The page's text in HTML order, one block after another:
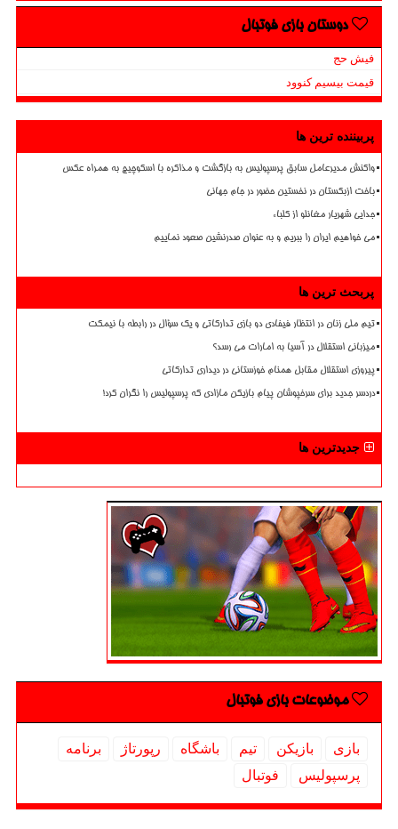
دوستان بازی فوتبال
فیش حج
قیمت بیسیم کنوود
پربیننده ترین ها
واکنش مدیرعامل سابق پرسپولیس به بازگشت و مذاکره با اسکوچیچ به همراه عکس
باخت ازبکستان در نخستین حضور در جام جهانی
جدایی شهریار مغانلو از کلباء
می خواهیم ایران را ببریم و به عنوان صدرنشین صعود نماییم
پربحث ترین ها
تیم ملی زنان در انتظار فیفادی دو بازی تدارکاتی و یک سؤال در رابطه با نیمکت
میزبانی استقلال در آسیا به امارات می رسد؟
پیروزی استقلال مقابل همنام خوزستانی در دیداری تدارکاتی
دردسر جدید برای سرخپوشان پیام بازیکن مازادی که پرسپولیس را نگران کرد!
جدیدترین ها
موضوعات بازی فوتبال
بازی بازیكن تیم باشگاه رپورتاژ
برنامه
پرسپولیس
فوتبال